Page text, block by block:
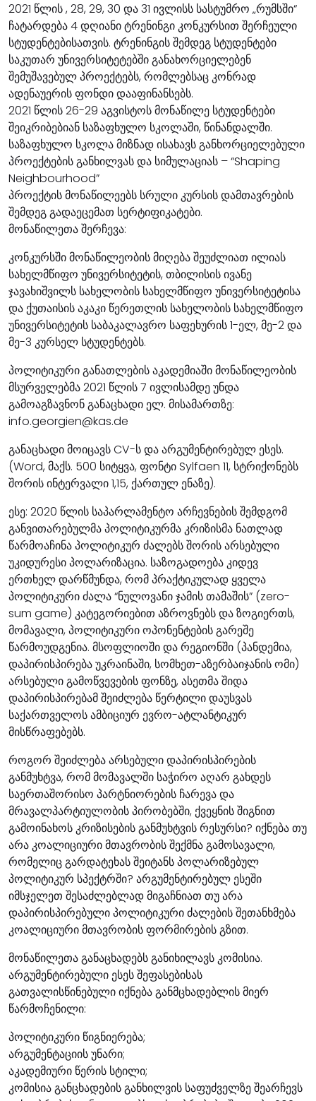
2021 წლის , 28, 29, 30 და 31 ივლისს სასტუმრო „რუმსში“
ჩატარდება 4 დღიანი ტრენინგი კონკურსით შერჩეული
სტუდენტებისათვის. ტრენინგის შემდეგ სტუდენტები
საკუთარ უნივერსიტეტებში განახორციელებენ
შემუშავებულ პროექტებს, რომლებსაც კონრად
ადენაუერის ფონდი დააფინანსებს.
2021 წლის 26-29 აგვისტოს მონაწილე სტუდენტები
შეიკრიბებიან საზაფხულო სკოლაში, წინანდალში.
საზაფხულო სკოლა მიზნად ისახავს განხორციელებული
პროექტების განხილვას და სიმულაციას – “Shaping
Neighbourhood”
პროექტის მონაწილეებს სრული კურსის დამთავრების
შემდეგ გადაეცემათ სერტიფიკატები.
მონაწილეთა შერჩევა:
კონკურსში მონაწილეობის მიღება შეუძლიათ ილიას
სახელმწიფო უნივერსიტეტის, თბილისის ივანე
ჯავახიშვილს სახელობის სახელმწიფო უნივერსიტეტისა
და ქუთაისის აკაკი წერეთლის სახელობის სახელმწიფო
უნივერსიტეტის საბაკალავრო საფეხურის 1-ელ, მე-2 და
მე-3 კურსელ სტუდენტებს.
პოლიტიკური განათლების აკადემიაში მონაწილეობის
მსურველებმა 2021 წლის 7 ივლისამდე უნდა
გამოაგზავნონ განაცხადი ელ. მისამართზე:
info.georgien@kas.de
განაცხადი მოიცავს CV-ს და არგუმენტირებულ ესეს.
(Word, მაქს. 500 სიტყვა, ფონტი Sylfaen 11, სტრიქონებს
შორის ინტერვალი 1,15, ქართულ ენაზე).
ესე: 2020 წლის საპარლამენტო არჩევნების შემდგომ
განვითარებულმა პოლიტიკურმა კრიზისმა ნათლად
წარმოაჩინა პოლიტიკურ ძალებს შორის არსებული
უკიდურესი პოლარიზაცია. საზოგადოება კიდევ
ერთხელ დარწმუნდა, რომ პრაქტიკულად ყველა
პოლიტიკური ძალა “ნულოვანი ჯამის თამაშის” (zero-
sum game) კატეგორიებით აზროვნებს და ზოგიერთს,
მომავალი, პოლიტიკური ოპონენტების გარეშე
წარმოუდგენია. მსოფლიოში და რეგიონში (პანდემია,
დაპირისპირება უკრაინაში, სომხეთ-აზერბაიჯანის ომი)
არსებული გამოწვევების ფონზე, ასეთმა შიდა
დაპირისპირებამ შეიძლება წერტილი დაუსვას
საქართველოს ამბიციურ ევრო-ატლანტიკურ
მისწრაფებებს.
როგორ შეიძლება არსებული დაპირისპირების
განმუხტვა, რომ მომავალში საჭირო აღარ გახდეს
საერთაშორისო პარტნიორების ჩარევა და
მრავალპარტიულობის პირობებში, ქვეყნის შიგნით
გამოინახოს კრიზისების განმუხტვის რესურსი? იქნება თუ
არა კოალიციური მთავრობის შექმნა გამოსავალი,
რომელიც გარდატეხას შეიტანს პოლარიზებულ
პოლიტიკურ სპექტრში? არგუმენტირებულ ესეში
იმსჯელეთ შესაძლებლად მიგაჩნიათ თუ არა
დაპირისპირებული პოლიტიკური ძალების შეთანხმება
კოალიციური მთავრობის ფორმირების გზით.
მონაწილეთა განაცხადებს განიხილავს კომისია.
არგუმენტირებული ესეს შეფასებისას
გათვალისწინებული იქნება განმცხადებლის მიერ
წარმოჩენილი:
პოლიტიკური წიგნიერება;
არგუმენტაციის უნარი;
აკადემიური წერის სტილი;
კომისია განცხადების განხილვის საფუძველზე შეარჩევს